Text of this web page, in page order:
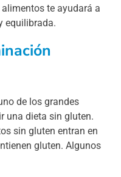
te ayudará a
equilibrada.
de los grandes
una dieta sin gluten.
sin gluten entran en
gluten. Algunos